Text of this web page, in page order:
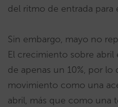
del ritmo de entrada para
Sin embargo, mayo no
El crecimiento sobre
de apenas un 10%, por
movimiento como una
abril, más que como una